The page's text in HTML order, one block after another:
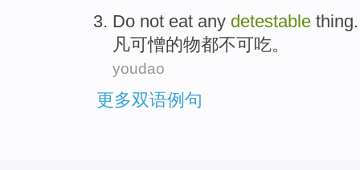
Do not eat any detestable thing.
凡可憎的物都不可吃。
youdao
更多双语例句